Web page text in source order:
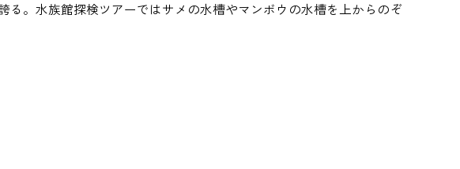
。水族館探検ツアーではサメの水槽やマンボウの水槽を上からのぞ